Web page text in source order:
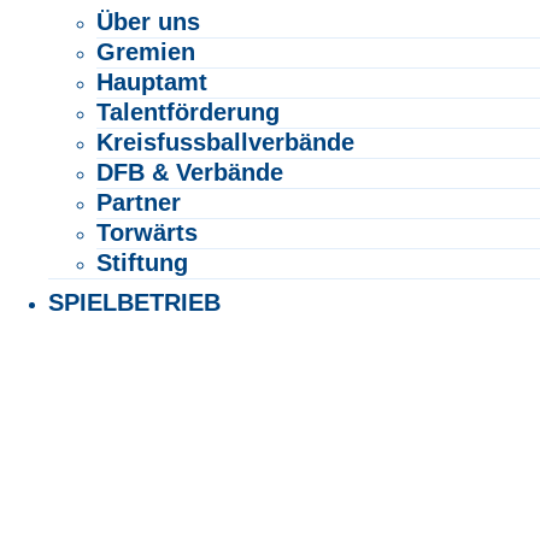
Über uns
Gremien
Hauptamt
Talentförderung
Kreisfussballverbände
DFB & Verbände
Partner
Torwärts
Stiftung
SPIELBETRIEB